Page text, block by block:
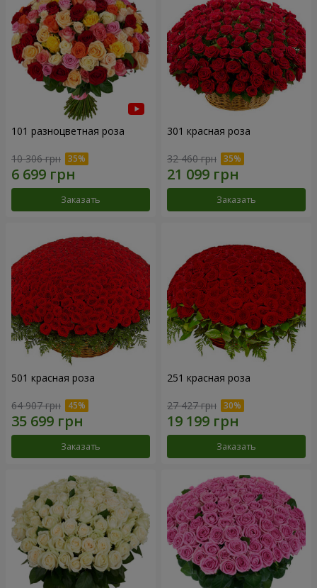
101 разноцветная роза
10 306 грн
Заказать
301 красная роза
32 460 грн
Заказать
501 красная роза
64 907 грн
Заказать
251 красная роза
27 427 грн
Заказать